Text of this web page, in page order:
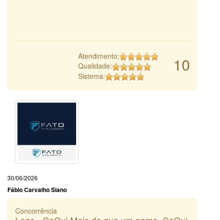
10
Atendimento:
Qualidade:
Sistema:
30/06/2026
Fábio Carvalho Siano
Concorrência